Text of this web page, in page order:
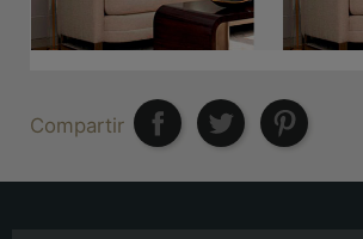
Compartir